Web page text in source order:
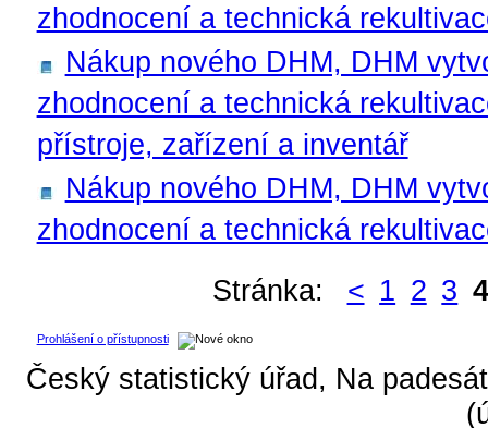
zhodnocení a technická
Nákup nového DHM, DHM
zhodnocení a technická
přístroje, zařízení a inventář
Nákup nového DHM, DHM
zhodnocení a technická
Stránka:
< 1 2 3 4
Prohlášení o přístupnosti
Český statistický úřad, Na